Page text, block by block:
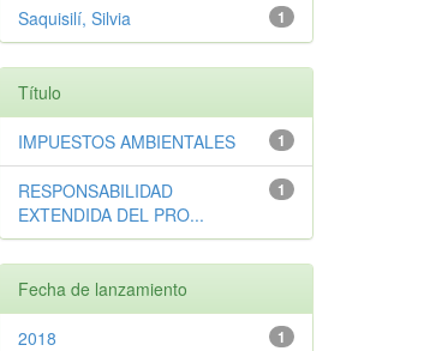
1
Saquisilí, Silvia
Título
1
IMPUESTOS AMBIENTALES
1
RESPONSABILIDAD
EXTENDIDA DEL PRO...
Fecha de lanzamiento
1
2018